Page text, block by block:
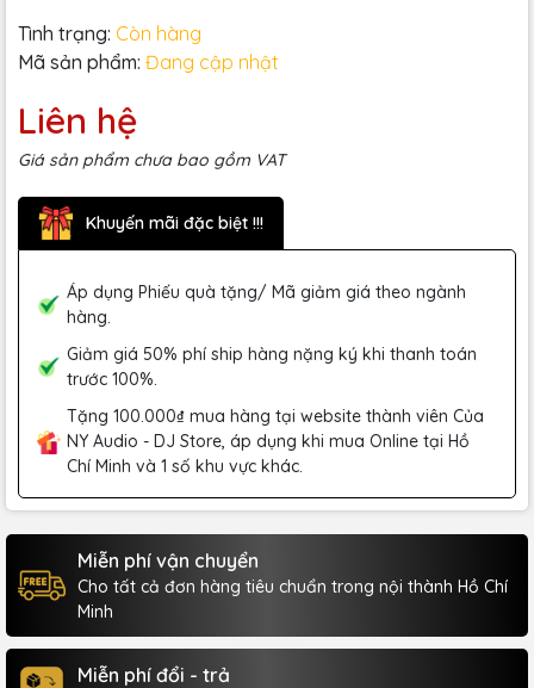
Tình trạng: Còn hàng
Mã sản phẩm: Đang cập nhật
Liên hệ
Giá sản phẩm chưa bao gồm VAT
Khuyến mãi đặc biệt !!!
Áp dụng Phiếu quà tặng/ Mã giảm giá theo ngành
hàng.
Giảm giá 50% phí ship hàng nặng ký khi thanh toán
trước 100%.
Tặng 100.000₫ mua hàng tại website thành viên Của
NY Audio - DJ Store, áp dụng khi mua Online tại Hồ
Chí Minh và 1 số khu vực khác.
Miễn phí vận chuyển
Cho tất cả đơn hàng tiêu chuẩn trong nội thành Hồ Chí
Minh
Miễn phí đổi - trả